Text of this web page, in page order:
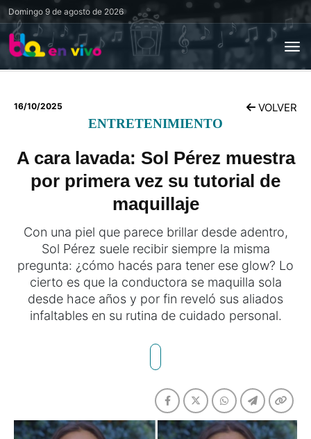
Domingo 9 de agosto de 2026
16/10/2025 VOLVER
ENTRETENIMIENTO
A cara lavada: Sol Pérez muestra
por primera vez su tutorial de
maquillaje
Con una piel que parece brillar desde adentro,
Sol Pérez suele recibir siempre la misma
pregunta: ¿cómo hacés para tener ese glow? Lo
cierto es que la conductora se maquilla sola
desde hace años y por fin reveló sus aliados
infaltables en su rutina de cuidado personal.